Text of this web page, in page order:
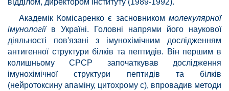
Академік Комісаренко є засновником молекулярної
імунологіїв Україні. Головні напрями його наукової
діяльності пов'язані з імунохімічним дослідженням
антигенної структури білків та пептидів. Він першим в
колишньому СРСР започаткував дослідження
імунохімічної структури пептидів та білків
(нейротоксину апаміну, цитохрому с), впровадив методи